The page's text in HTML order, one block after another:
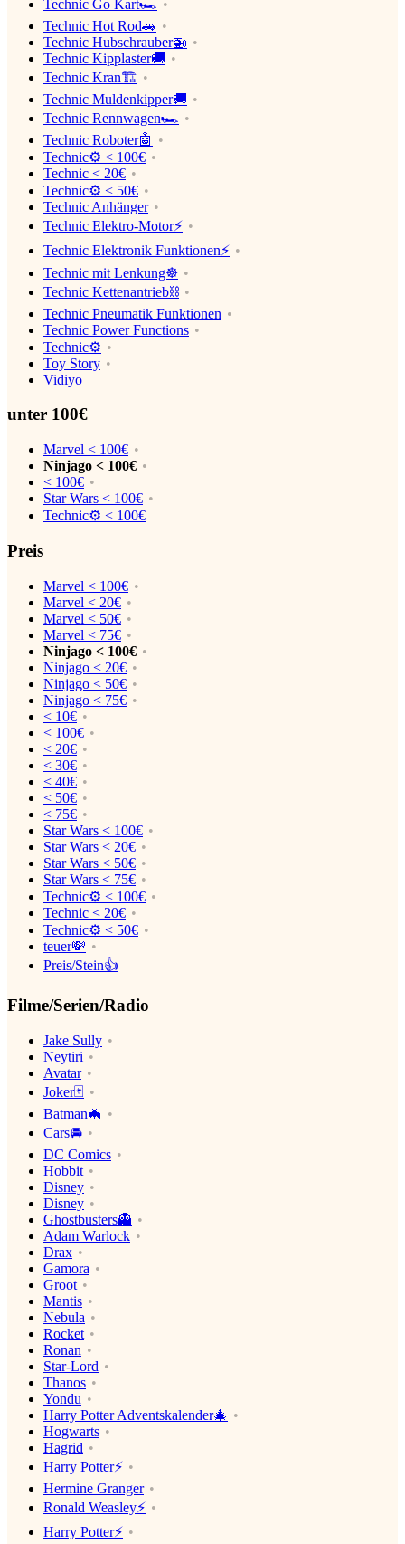
Technic Go Kart🏎
Technic Hot Rod🚗
Technic Hubschrauber🚁
Technic Kipplaster🚚
Technic Kran🏗
Technic Muldenkipper🚚
Technic Rennwagen🏎
Technic Roboter🤖
Technic⚙️ < 100€
Technic < 20€
Technic⚙️ < 50€
Technic Anhänger
Technic Elektro-Motor⚡️
Technic Elektronik Funktionen⚡️
Technic mit Lenkung☸️
Technic Kettenantrieb⛓
Technic Pneumatik Funktionen
Technic Power Functions
Technic⚙️
Toy Story
Vidiyo
unter 100€
Marvel < 100€
Ninjago < 100€
< 100€
Star Wars < 100€
Technic⚙️ < 100€
Preis
Marvel < 100€
Marvel < 20€
Marvel < 50€
Marvel < 75€
Ninjago < 100€
Ninjago < 20€
Ninjago < 50€
Ninjago < 75€
< 10€
< 100€
< 20€
< 30€
< 40€
< 50€
< 75€
Star Wars < 100€
Star Wars < 20€
Star Wars < 50€
Star Wars < 75€
Technic⚙️ < 100€
Technic < 20€
Technic⚙️ < 50€
teuer💸
Preis/Stein👍
Filme/Serien/Radio
Jake Sully
Neytiri
Avatar
Joker🃏
Batman🦇
Cars🚘
DC Comics
Hobbit
Disney
Disney
Ghostbusters👻
Adam Warlock
Drax
Gamora
Groot
Mantis
Nebula
Rocket
Ronan
Star-Lord
Thanos
Yondu
Harry Potter Adventskalender🎄
Hogwarts
Hagrid
Harry Potter⚡️
Hermine Granger
Ronald Weasley⚡️
Harry Potter⚡️